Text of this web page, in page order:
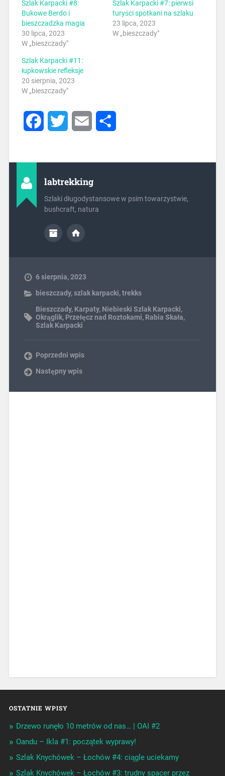
Szlak Karpacki #8:
Bukowe Berdo i
bieszczadzka magia
30 lipca, 2023
W „bieszczady"
Szlak Karpacki #7: pierwsi
turyści spotkani na szlaku
23 lipca, 2023
W „bieszczady"
Szlak Karpacki #11:
łupkowskie refleksje
20 sierpnia, 2023
W „bieszczady"
FacebookTwitter Email
labtrekking
Szlaki długodystansowe w psim towarzystwie,
bushcraft, natura
6 sierpnia, 2023
bieszczady,szlak karpacki,trekks
Bieszczady, Karpaty, Niebieski Szlak Karpacki,
Okrąglik, Przełęcz nad Roztokami, Rabia Skała,
Szlak Karpacki
Poprzedni wpis
Następny wpis
OSTATNIE WPISY
Drzewo runęło 10 metrów od nas… | OAI #2
Oandu – Ikla #1: początek wyprawy!
Szlak Knychówek – Łochów #4: ciągle uciekamy
Szlak Knychówek – Łochów #3: trudny spacer przez